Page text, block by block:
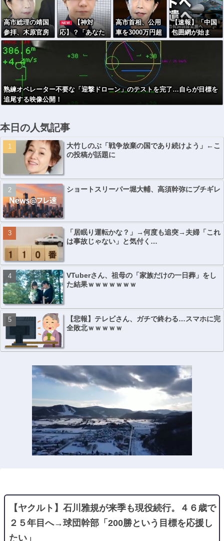
婚協議へｗｗｗ
ｗｗ
次被害が多い」
け ８戦全敗
高市総理の靖国
参拝、木原官房
長官「ご自身で
適切に判断」
NEW
【神対
応】？「あなた
のせいで神戸が
反中イメージに
なって中国人が
「で？」ｗｗｗ
ｗｗｗｗｗｗｗ
高市首相、公用
車を3000万円超
の新型センチュ
リーSUVに変更
ｗｗｗｗｗｗｗ
【速報】「中国
包囲網が始ま
る」日本はF-2戦
派遣
熟練オペレーター不要な「迎撃ドローン」のテストを完了…自らが目標を
追尾する映像公開！
本日の人気記事
大竹しのぶ「戦争放棄の国であり続けよう」←こ
の投稿が話題に
ショートスリーパー堀大輔、高須幹弥にブチギレ
「居眠り運転かな？」→何度も追突→夫婦「これ
は事故じゃない」と気付く…
VTuberさん、祖母の「家族だけの一日葬」をし
た結果ｗｗｗｗｗｗｗ
【悲報】テレビさん、ガチで終わる…スマホに完
全敗北ｗｗｗｗｗ
【ヤクルト】石川雅規が来季も現役続行。４６歳で
２５年目へ→球団幹部「200勝という目標を応援し
たい」